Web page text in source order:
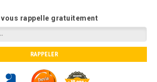
vous rappelle gratuitement